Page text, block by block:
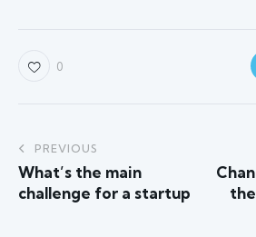
0
PREVIOUS
What’s the main
challenge for a startup